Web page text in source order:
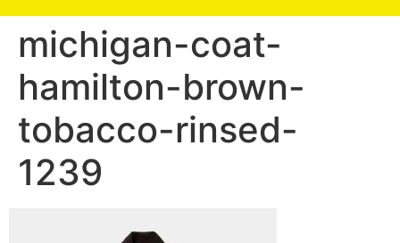
michigan-coat-
hamilton-brown-
tobacco-rinsed-
1239